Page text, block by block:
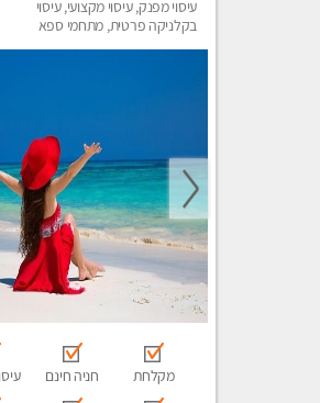
עיסוי מפנק, עיסוי מקצועי, עיסוי
בקלניקה פרטית, מתחמי ספא
מקלחת חניה חינם